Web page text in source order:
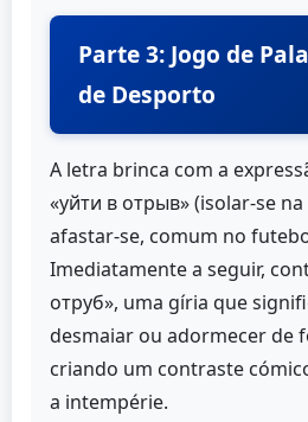
Parte 3: Jogo de
de Desporto
A letra brinca com a
«уйти в отрыв» (isolar-se
afastar-se, comum no
Imediatamente a seguir,
отруб», uma gíria que
desmaiar ou adormecer de
criando um contraste
a intempérie.